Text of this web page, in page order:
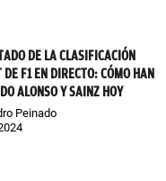
DE LA CLASIFICACIÓN
DE F1 EN DIRECTO: CÓMO HAN
ALONSO Y SAINZ HOY
Peinado